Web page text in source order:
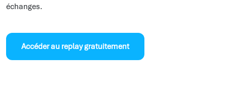
échanges.
Accéder au replay gratuitement